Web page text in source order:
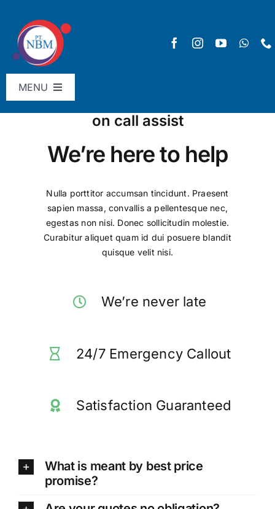
content
MENU
Menu Utama
Beranda
Katalog NBM
Reward
Tentang Kami
on call assist
We’re here to help
Nulla porttitor accumsan tincidunt. Praesent
sapien massa, convallis a pellentesque nec,
egestas non nisi. Donec sollicitudin molestie.
Curabitur aliquet quam id dui posuere blandit
quisque velit nisi.
We’re never late
24/7 Emergency Callout
Satisfaction Guaranteed
What is meant by best price
promise?